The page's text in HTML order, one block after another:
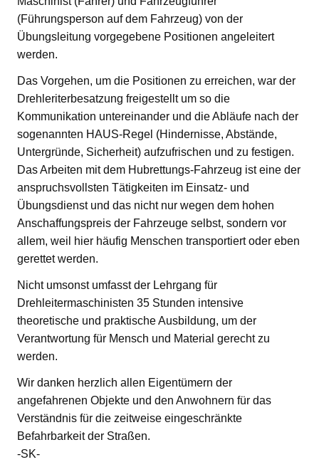
(Führungsperson auf dem Fahrzeug) von der
Übungsleitung vorgegebene Positionen angeleitert
werden.
Das Vorgehen, um die Positionen zu erreichen, war der
Drehleriterbesatzung freigestellt um so die
Kommunikation untereinander und die Abläufe nach der
sogenannten HAUS-Regel (Hindernisse, Abstände,
Untergründe, Sicherheit) aufzufrischen und zu festigen.
Das Arbeiten mit dem Hubrettungs-Fahrzeug ist eine der
anspruchsvollsten Tätigkeiten im Einsatz- und
Übungsdienst und das nicht nur wegen dem hohen
Anschaffungspreis der Fahrzeuge selbst, sondern vor
allem, weil hier häufig Menschen transportiert oder eben
gerettet werden.
Nicht umsonst umfasst der Lehrgang für
Drehleitermaschinisten 35 Stunden intensive
theoretische und praktische Ausbildung, um der
Verantwortung für Mensch und Material gerecht zu
werden.
Wir danken herzlich allen Eigentümern der
angefahrenen Objekte und den Anwohnern für das
Verständnis für die zeitweise eingeschränkte
Befahrbarkeit der Straßen.
-SK-